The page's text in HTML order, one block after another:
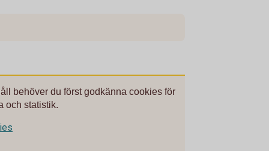
behöver du först godkänna cookies för
och statistik.